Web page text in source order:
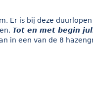
Er is bij deze
Tot en met begin
in een van de 8